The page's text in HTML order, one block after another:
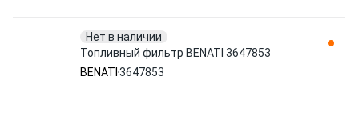
Нет в наличии
Топливный фильтр BENATI 3647853
BENATI 3647853